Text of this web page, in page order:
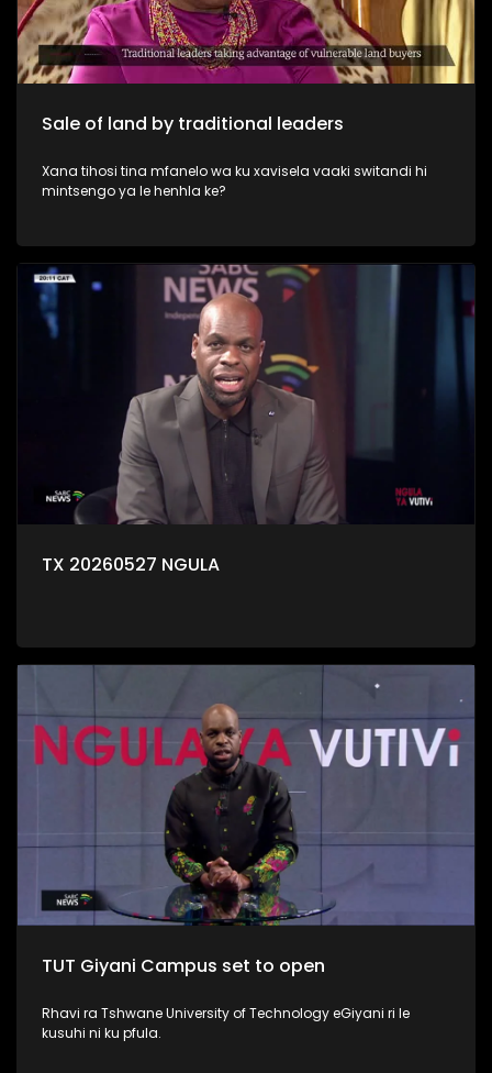
Sale of land by traditional leaders
Xana tihosi tina mfanelo wa ku xavisela vaaki switandi hi
mintsengo ya le henhla ke?
TX 20260527 NGULA
TUT Giyani Campus set to open
Rhavi ra Tshwane University of Technology eGiyani ri le
kusuhi ni ku pfula.